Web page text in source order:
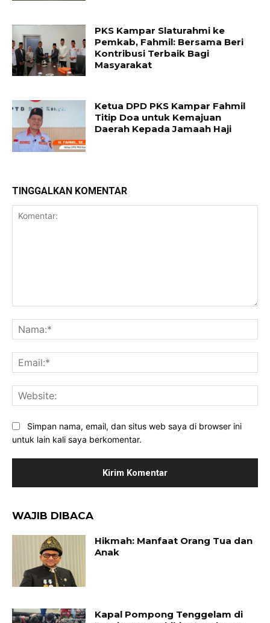
PKS Kampar Slaturahmi ke
Pemkab, Fahmil: Bersama Beri
Kontribusi Terbaik Bagi
Masyarakat
Ketua DPD PKS Kampar Fahmil
Titip Doa untuk Kemajuan
Daerah Kepada Jamaah Haji
TINGGALKAN KOMENTAR
Simpan nama, email, dan situs web saya di browser ini
untuk lain kali saya berkomentar.
WAJIB DIBACA
Hikmah: Manfaat Orang Tua dan
Anak
Kapal Pompong Tenggelam di